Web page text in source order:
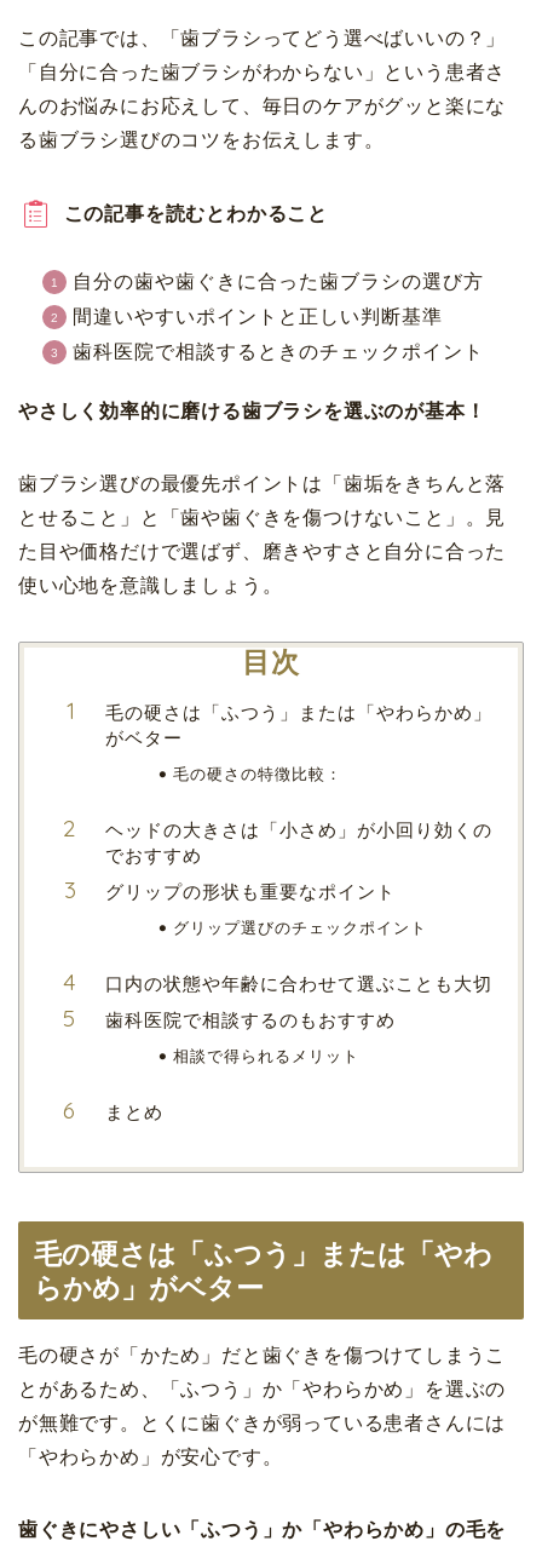
この記事では、「歯ブラシってどう選べばいいの？」
「自分に合った歯ブラシがわからない」という患者さ
んのお悩みにお応えして、毎日のケアがグッと楽にな
る歯ブラシ選びのコツをお伝えします。
この記事を読むとわかること
自分の歯や歯ぐきに合った歯ブラシの選び方
間違いやすいポイントと正しい判断基準
歯科医院で相談するときのチェックポイント
やさしく効率的に磨ける歯ブラシを選ぶのが基本！
歯ブラシ選びの最優先ポイントは「歯垢をきちんと落
とせること」と「歯や歯ぐきを傷つけないこと」。見
た目や価格だけで選ばず、磨きやすさと自分に合った
使い心地を意識しましょう。
目次
毛の硬さは「ふつう」または「やわらかめ」
がベター
毛の硬さの特徴比較：
ヘッドの大きさは「小さめ」が小回り効くの
でおすすめ
グリップの形状も重要なポイント
グリップ選びのチェックポイント
口内の状態や年齢に合わせて選ぶことも大切
歯科医院で相談するのもおすすめ
相談で得られるメリット
まとめ
毛の硬さは「ふつう」または「やわ
らかめ」がベター
毛の硬さが「かため」だと歯ぐきを傷つけてしまうこ
とがあるため、「ふつう」か「やわらかめ」を選ぶの
が無難です。とくに歯ぐきが弱っている患者さんには
「やわらかめ」が安心です。
歯ぐきにやさしい「ふつう」か「やわらかめ」の毛を